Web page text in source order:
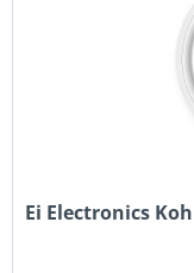
Ei Electronics